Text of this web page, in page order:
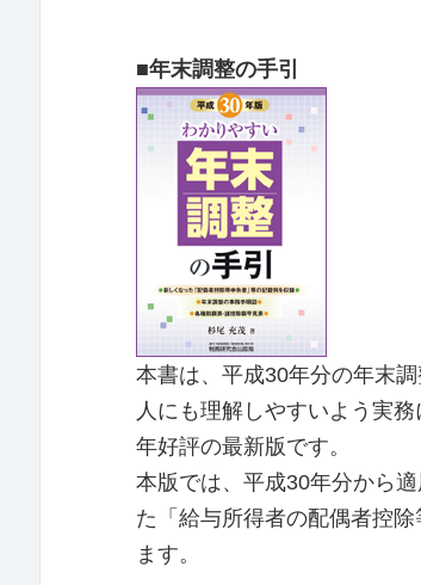
■年末調整の手引
本書は、平成30年分の年末
人にも理解しやすいよう実
年好評の最新版です。
本版では、平成30年分から
た「給与所得者の配偶者控
ます。